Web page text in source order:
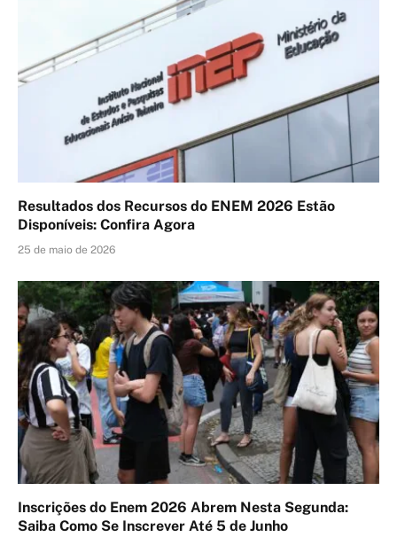
Resultados dos Recursos do ENEM 2026 Estão
Disponíveis: Confira Agora
25 de maio de 2026
Inscrições do Enem 2026 Abrem Nesta Segunda:
Saiba Como Se Inscrever Até 5 de Junho